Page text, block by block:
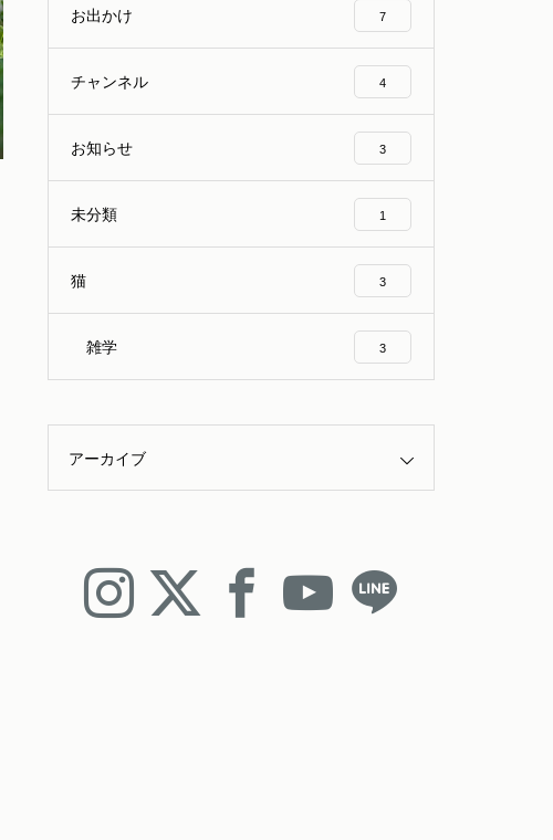
お出かけ 7
チャンネル 4
お知らせ 3
未分類 1
猫 3
雑学 3
アーカイブ